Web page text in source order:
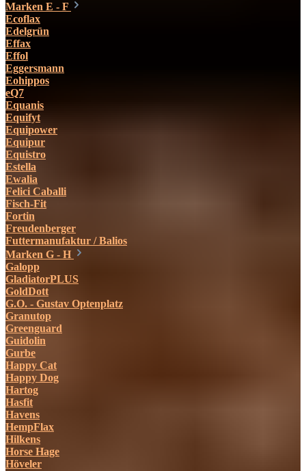
Marken E - F
Ecoflax
Edelgrün
Effax
Effol
Eggersmann
Eohippos
eQ7
Equanis
Equifyt
Equipower
Equipur
Equistro
Estella
Ewalia
Felici Caballi
Fisch-Fit
Fortin
Freudenberger
Futtermanufaktur / Balios
Marken G - H
Galopp
GladiatorPLUS
GoldDott
G.O. - Gustav Optenplatz
Granutop
Greenguard
Guidolin
Gurbe
Happy Cat
Happy Dog
Hartog
Hasfit
Havens
HempFlax
Hilkens
Horse Hage
Höveler